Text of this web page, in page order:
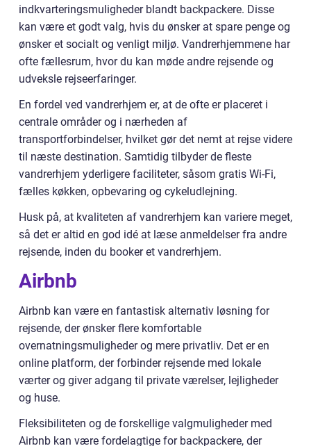
indkvarteringsmuligheder blandt backpackere. Disse
kan være et godt valg, hvis du ønsker at spare penge og
ønsker et socialt og venligt miljø. Vandrerhjemmene har
ofte fællesrum, hvor du kan møde andre rejsende og
udveksle rejseerfaringer.
En fordel ved vandrerhjem er, at de ofte er placeret i
centrale områder og i nærheden af
transportforbindelser, hvilket gør det nemt at rejse videre
til næste destination. Samtidig tilbyder de fleste
vandrerhjem yderligere faciliteter, såsom gratis Wi-Fi,
fælles køkken, opbevaring og cykeludlejning.
Husk på, at kvaliteten af vandrerhjem kan variere meget,
så det er altid en god idé at læse anmeldelser fra andre
rejsende, inden du booker et vandrerhjem.
Airbnb
Airbnb kan være en fantastisk alternativ løsning for
rejsende, der ønsker flere komfortable
overnatningsmuligheder og mere privatliv. Det er en
online platform, der forbinder rejsende med lokale
værter og giver adgang til private værelser, lejligheder
og huse.
Fleksibiliteten og de forskellige valgmuligheder med
Airbnb kan være fordelagtige for backpackere, der